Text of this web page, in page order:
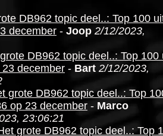
DB962 topic deel..: Top 100
december - Joop 2/12/2023,
DB962 topic deel..: Top 100
december - Bart 2/12/2023,
grote DB962 topic deel..: Top
op 23 december - Marco
23:06:21
grote DB962 topic deel..: Top